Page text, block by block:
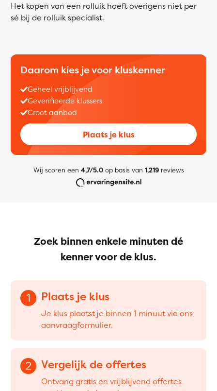
Het kopen van een rolluik hoeft overigens niet per
sé bij de rolluik specialist.
Daarom kies je voor kluskenner
Geheel vrijblijvend
Geverifieerde klussers
Groot aanbod
Plaats je klus
Wij scoren een 4,7/5.0op basis van 1,219reviews
Zoek binnen enkele minuten dé
kenner voor de klus.
1 Plaats je klus
Je klus plaatst je binnen 1 minuut via ons
aanvraagformulier.
2 Vergelijk de offertes
Ontvang gratis en vrijblijvend offertes